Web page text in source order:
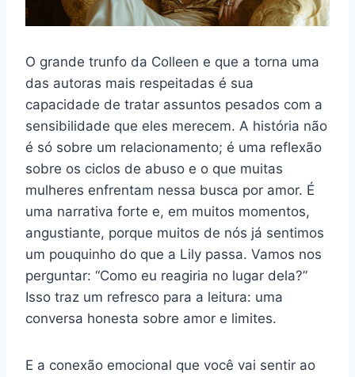
O grande trunfo da Colleen e que a torna uma
das autoras mais respeitadas é sua
capacidade de tratar assuntos pesados com a
sensibilidade que eles merecem. A história não
é só sobre um relacionamento; é uma reflexão
sobre os ciclos de abuso e o que muitas
mulheres enfrentam nessa busca por amor. É
uma narrativa forte e, em muitos momentos,
angustiante, porque muitos de nós já sentimos
um pouquinho do que a Lily passa. Vamos nos
perguntar: “Como eu reagiria no lugar dela?”
Isso traz um refresco para a leitura: uma
conversa honesta sobre amor e limites.
E a conexão emocional que você vai sentir ao